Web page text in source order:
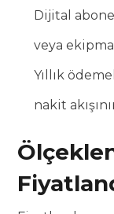
Dijital
veya
Yıllık
nakit